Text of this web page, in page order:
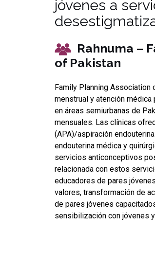
jóvenes a
Rahnuma –
of
Family Planning
menstrual y atención
en áreas semiurbanas de
mensuales. Las clínicas
(APA)/aspiración
endouterina médica y
servicios anticonceptivos
relacionada con estos
educadores de pares
valores, transformación de
de pares jóvenes
sensibilización con jóvenes